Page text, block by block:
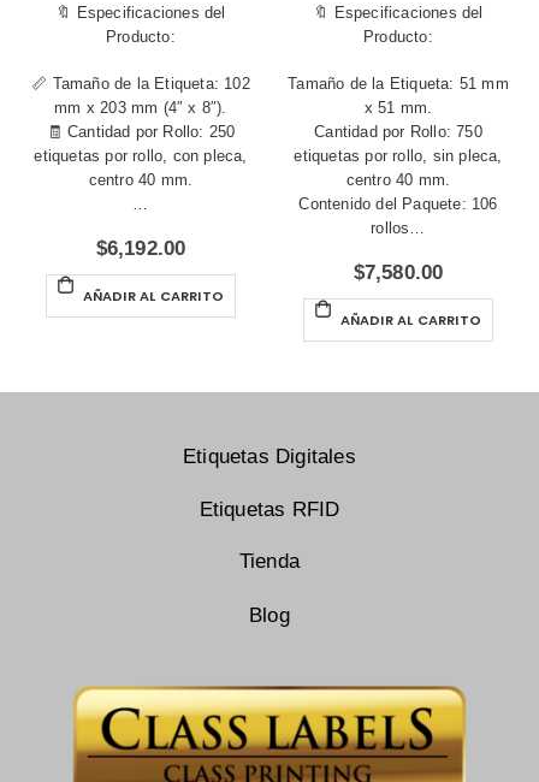
🔖 Especificaciones del
Producto:
📏 Tamaño de la Etiqueta: 102
mm x 203 mm (4″ x 8″).
🧾 Cantidad por Rollo: 250
etiquetas por rollo, con pleca,
centro 40 mm.
$6,192.00
AÑADIR AL CARRITO
🔖 Especificaciones del
Producto:
Tamaño de la Etiqueta: 51 mm
x 51 mm.
Cantidad por Rollo: 750
etiquetas por rollo, sin pleca,
centro 40 mm.
Contenido del Paquete: 106
rollos…
$7,580.00
AÑADIR AL CARRITO
Etiquetas Digitales
Etiquetas RFID
Tienda
Blog